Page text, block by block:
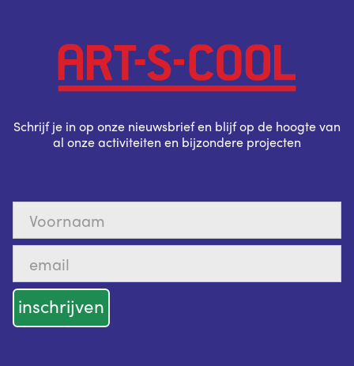
Schrijf je in op onze nieuwsbrief en blijf op de hoogte van
al onze activiteiten en bijzondere projecten